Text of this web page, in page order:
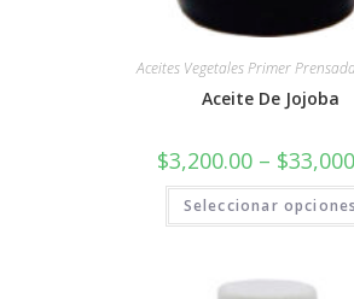
Aceites Vegetales Primer
Aceite De Jojoba
$3,200.00 – $
Seleccionar opciones